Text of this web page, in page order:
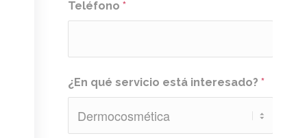
Teléfono *
¿En qué servicio está interesado? *